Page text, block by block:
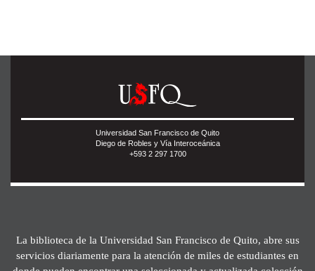
Universidad San Francisco de Quito
Diego de Robles y Vía Interoceánica
+593 2 297 1700
La biblioteca de la Universidad San Francisco de Quito, abre sus
servicios diariamente para la atención de miles de estudiantes en